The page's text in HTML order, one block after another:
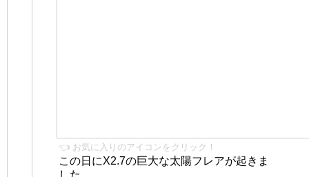
👈 お気に入りのアイコンをクリック！
この日にX2.7の巨大な太陽フレアが起きま
した。